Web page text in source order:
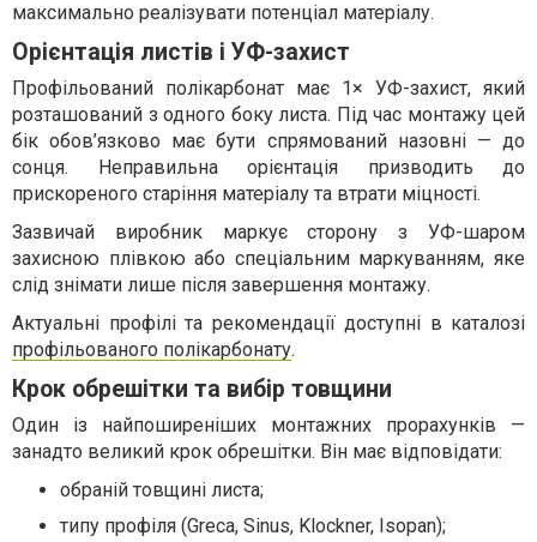
максимально реалізувати потенціал матеріалу.
Орієнтація листів і УФ-захист
Профільований полікарбонат має 1× УФ-захист, який
розташований з одного боку листа. Під час монтажу цей
бік обов’язково має бути спрямований назовні — до
сонця. Неправильна орієнтація призводить до
прискореного старіння матеріалу та втрати міцності.
Зазвичай виробник маркує сторону з УФ-шаром
захисною плівкою або спеціальним маркуванням, яке
слід знімати лише після завершення монтажу.
Актуальні профілі та рекомендації доступні в каталозі
профільованого полікарбонату.
Крок обрешітки та вибір товщини
Один із найпоширеніших монтажних прорахунків —
занадто великий крок обрешітки. Він має відповідати:
обраній товщині листа;
типу профіля (Greca, Sinus, Klockner, Isopan);